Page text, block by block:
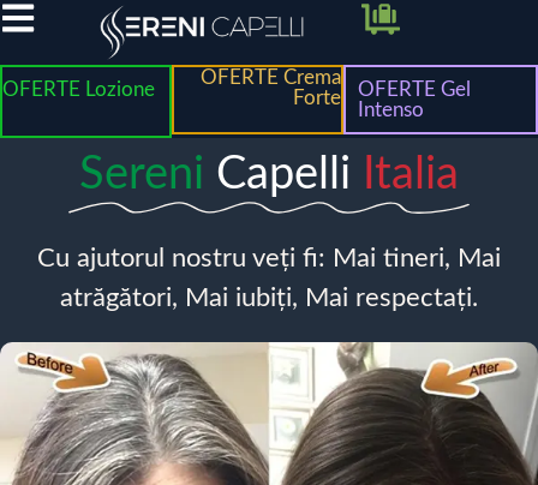
OFERTE Lozione
OFERTE Crema
Forte
OFERTE Gel
Intenso
Sereni Capelli Italia
Cu ajutorul nostru veți fi: Mai tineri, Mai
atrăgători, Mai iubiți, Mai respectați.